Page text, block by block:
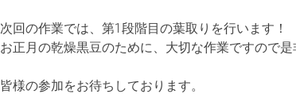
次回の作業では、第1段階目の葉取りを行います！
お正月の乾燥黒豆のために、大切な作業ですので
皆様の参加をお待ちしております。